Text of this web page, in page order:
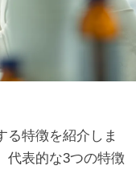
る特徴を紹介しま
代表的な3つの特徴